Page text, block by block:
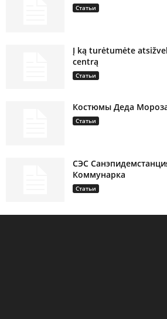
Статьи
Į ką turėtumėte
centrą
Статьи
Костюмы Деда
Статьи
СЭС
Коммунарка
Статьи